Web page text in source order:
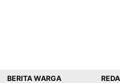
BERITA WARGA